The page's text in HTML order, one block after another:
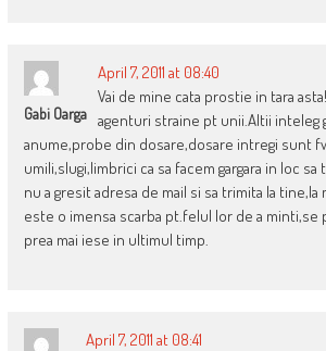
Gabi Oarga
April 7, 2011 at 08:40
Vai de mine cata prostie in tara
agenturi straine pt unii.Altii inteleg
anume,probe din dosare,dosare intregi sunt
umili,slugi,limbrici ca sa facem gargara in loc
nu a gresit adresa de mail si sa trimita la tine,la
este o imensa scarba pt.felul lor de a minti,se
prea mai iese in ultimul timp.
April 7, 2011 at 08:41